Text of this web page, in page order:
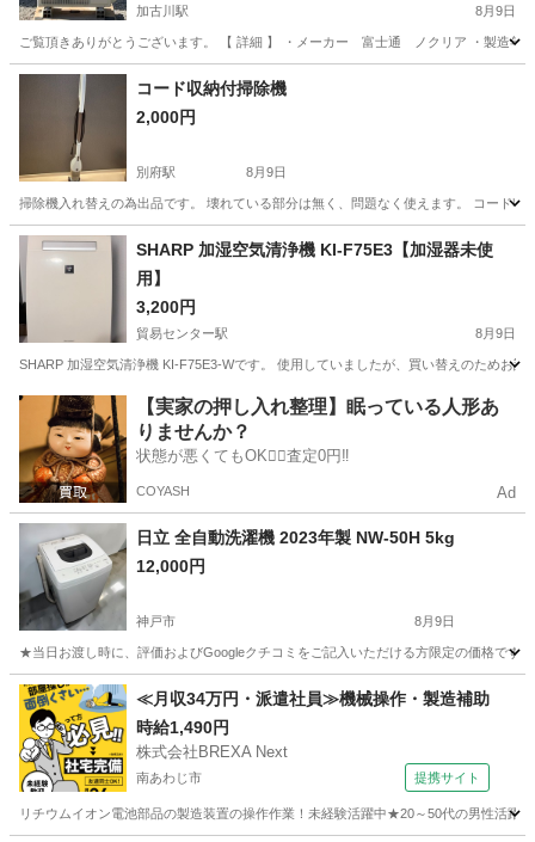
加古川駅 8月9日
ご覧頂きありがとうございます。 【 詳細 】 ・メーカー 富士通 ノクリア ・製造
兵庫 加古川市 加古川駅 季節、空調家電
コード収納付掃除機
2,000円
別府駅 8月9日
掃除機入れ替えの為出品です。 壊れている部分は無く、問題なく使えます。 コード
兵庫 加古川市 別府駅 生活家電
SHARP 加湿空気清浄機 KI-F75E3【加湿器未使
用】
3,200円
貿易センター駅 8月9日
SHARP 加湿空気清浄機 KI-F75E3-Wです。 使用していましたが、買い替えのためお
兵庫 神戸市 貿易センター駅 季節、空調家電
【実家の押し入れ整理】眠っている人形あ
りませんか？
状態が悪くてもOK🙆‍♀️査定0円‼️
COYASH Ad
日立 全自動洗濯機 2023年製 NW-50H 5kg
12,000円
神戸市 8月9日
★当日お渡し時に、評価およびGoogleクチコミをご記入いただける方限定の価格です
兵庫 神戸市 生活家電 画像
≪月収34万円・派遣社員≫機械操作・製造補助
時給1,490円
株式会社BREXA Next
南あわじ市 提携サイト
リチウムイオン電池部品の製造装置の操作作業！未経験活躍中★20～50代の男性活